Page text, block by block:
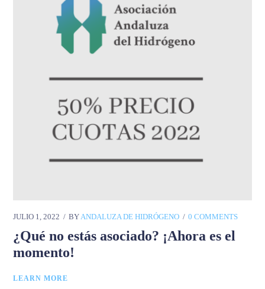
JULIO 1, 2022 BYANDALUZA DE HIDRÓGENO 0 COMMENTS
¿Qué no estás asociado? ¡Ahora es el
momento!
LEARN MORE